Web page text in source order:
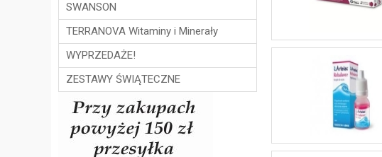
SWANSON
TERRANOVA Witaminy i Minerały
WYPRZEDAŻE!
ZESTAWY ŚWIĄTECZNE